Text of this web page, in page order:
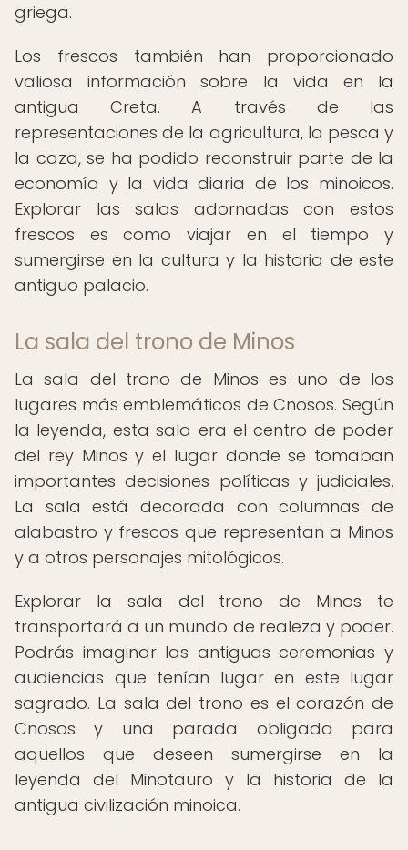
griega.
Los frescos también han proporcionado
valiosa información sobre la vida en la
antigua Creta. A través de las
representaciones de la agricultura, la pesca y
la caza, se ha podido reconstruir parte de la
economía y la vida diaria de los minoicos.
Explorar las salas adornadas con estos
frescos es como viajar en el tiempo y
sumergirse en la cultura y la historia de este
antiguo palacio.
La sala del trono de Minos
La sala del trono de Minos es uno de los
lugares más emblemáticos de Cnosos. Según
la leyenda, esta sala era el centro de poder
del rey Minos y el lugar donde se tomaban
importantes decisiones políticas y judiciales.
La sala está decorada con columnas de
alabastro y frescos que representan a Minos
y a otros personajes mitológicos.
Explorar la sala del trono de Minos te
transportará a un mundo de realeza y poder.
Podrás imaginar las antiguas ceremonias y
audiencias que tenían lugar en este lugar
sagrado. La sala del trono es el corazón de
Cnosos y una parada obligada para
aquellos que deseen sumergirse en la
leyenda del Minotauro y la historia de la
antigua civilización minoica.